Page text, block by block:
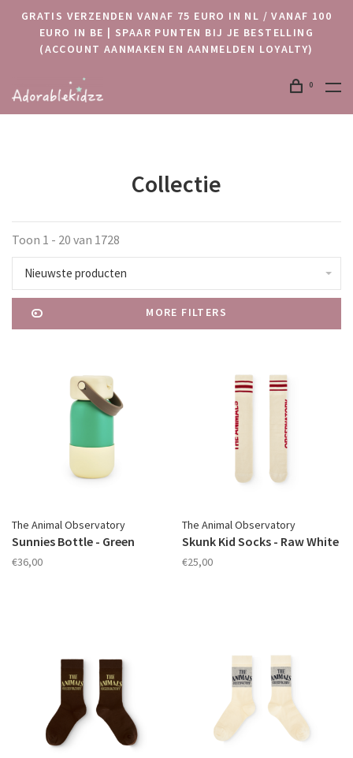
GRATIS VERZENDEN VANAF 75 EURO IN NL / VANAF 100
EURO IN BE | SPAAR PUNTEN BIJ JE BESTELLING
(ACCOUNT AANMAKEN EN AANMELDEN LOYALTY)
0
Collectie
Toon 1 - 20 van 1728
Nieuwste producten
MORE FILTERS
The Animal Observatory
Sunnies Bottle - Green
€36,00
The Animal Observatory
Skunk Kid Socks - Raw White
€25,00